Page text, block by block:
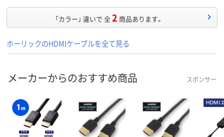
「カラー」 違いで 全2 商品あります。
ホーリックのHDMIケーブルを全て見る
メーカーからのおすすめ商品 スポンサー